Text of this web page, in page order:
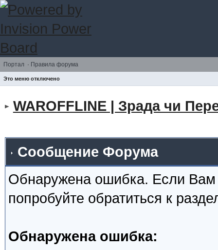
Портал · Правила форума
Это меню отключено
WAROFFLINE | Зрада чи
Сообщение Форума
Обнаружена ошибка. Если
попробуйте обратиться к
Обнаружена ошибка: